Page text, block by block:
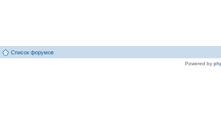
Список форумов
Powered by